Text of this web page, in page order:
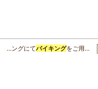
…ングにてバイキングをご用…